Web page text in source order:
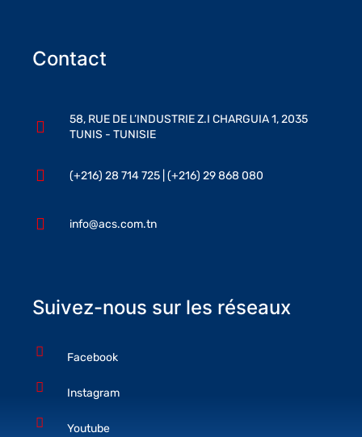
Contact
58, RUE DE L’INDUSTRIE Z.I CHARGUIA 1, 2035
TUNIS - TUNISIE
(+216) 28 714 725 | (+216) 29 868 080
info@acs.com.tn
Suivez-nous sur les réseaux
Facebook
Instagram
Youtube